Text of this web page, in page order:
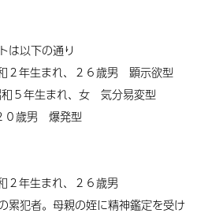
は以下の通り
２年生まれ、２６歳男顕示欲型
５年生まれ、女気分易変型
０歳男爆発型
年生まれ、２６歳男
累犯者。母親の姪に精神鑑定を受け